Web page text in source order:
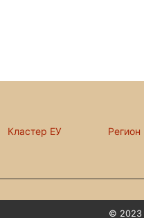
Кластер ЕУ Регион
© 2023